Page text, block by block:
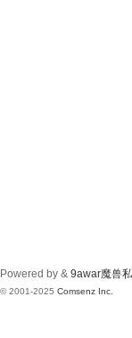
Powered by & 9awar魔兽
© 2001-2025 Comsenz Inc.